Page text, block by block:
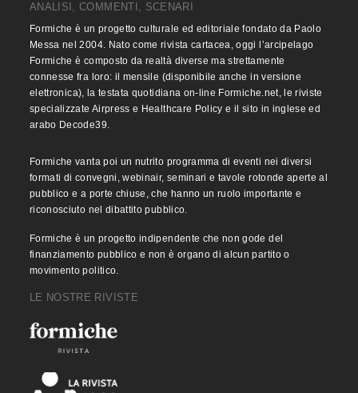
ANALISI, COMMENTI, SCENARI
Formiche è un progetto culturale ed editoriale fondato da Paolo
Messa nel 2004. Nato come rivista cartacea, oggi l’arcipelago
Formiche è composto da realtà diverse ma strettamente
connesse fra loro: il mensile (disponibile anche in versione
elettronica), la testata quotidiana on-line Formiche.net, le riviste
specializzate Airpress e Healthcare Policy e il sito in inglese ed
arabo Decode39.
Formiche vanta poi un nutrito programma di eventi nei diversi
formati di convegni, webinair, seminari e tavole rotonde aperte al
pubblico e a porte chiuse, che hanno un ruolo importante e
riconosciuto nel dibattito pubblico.
Formiche è un progetto indipendente che non gode del
finanziamento pubblico e non è organo di alcun partito o
movimento politico.
LE NOSTRE RIVISTE